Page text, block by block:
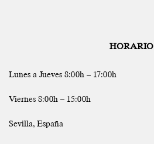
HORARIO
Lunes a Jueves 8:00h – 17:00h
Viernes 8:00h – 15:00h
Sevilla, España